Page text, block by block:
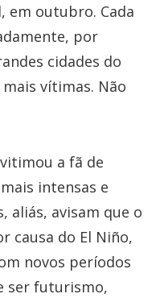
em outubro. Cada
por
cidades do
vítimas. Não
a fã de
intensas e
aliás, avisam que o
causa do El Niño,
novos períodos
ser futurismo,